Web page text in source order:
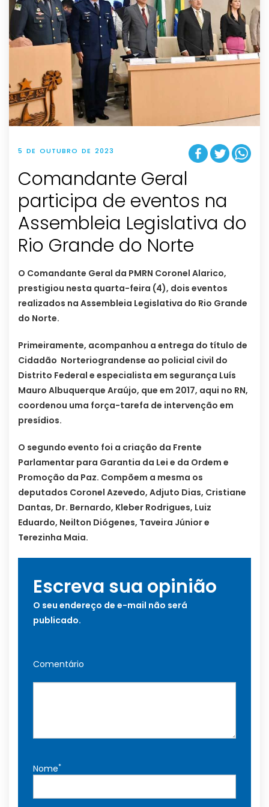
5 DE OUTUBRO DE 2023
Comandante Geral
participa de eventos na
Assembleia Legislativa do
Rio Grande do Norte
O Comandante Geral da PMRN Coronel Alarico,
prestigiou nesta quarta-feira (4), dois eventos
realizados na Assembleia Legislativa do Rio Grande
do Norte.
Primeiramente, acompanhou a entrega do título de
Cidadão Norteriograndense ao policial civil do
Distrito Federal e especialista em segurança Luís
Mauro Albuquerque Araújo, que em 2017, aqui no RN,
coordenou uma força-tarefa de intervenção em
presídios.
O segundo evento foi a criação da Frente
Parlamentar para Garantia da Lei e da Ordem e
Promoção da Paz. Compõem a mesma os
deputados Coronel Azevedo, Adjuto Dias, Cristiane
Dantas, Dr. Bernardo, Kleber Rodrigues, Luiz
Eduardo, Neilton Diógenes, Taveira Júnior e
Terezinha Maia.
Escreva sua opinião
O seu endereço de e-mail não será
publicado.
Comentário
Nome*